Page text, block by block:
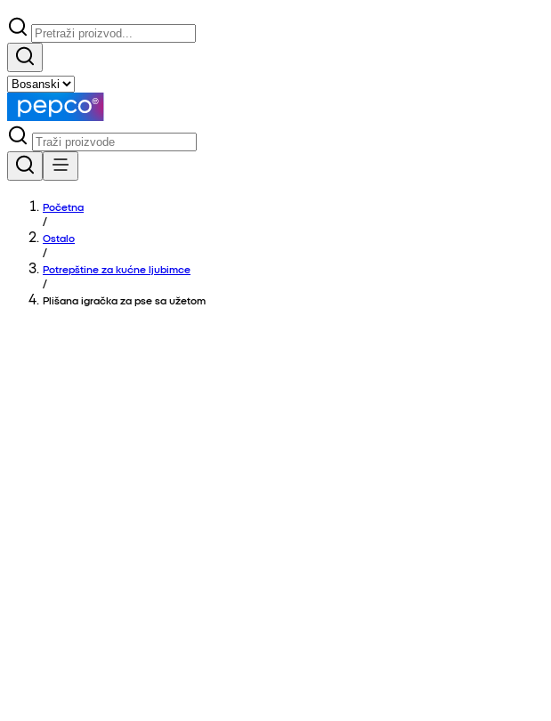
Početna
/
Ostalo
/
Potrepštine za kućne ljubimce
/
Plišana igračka za pse sa užetom